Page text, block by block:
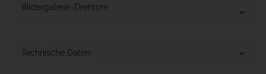
Bildergalerie-Drehtore
Technische Daten